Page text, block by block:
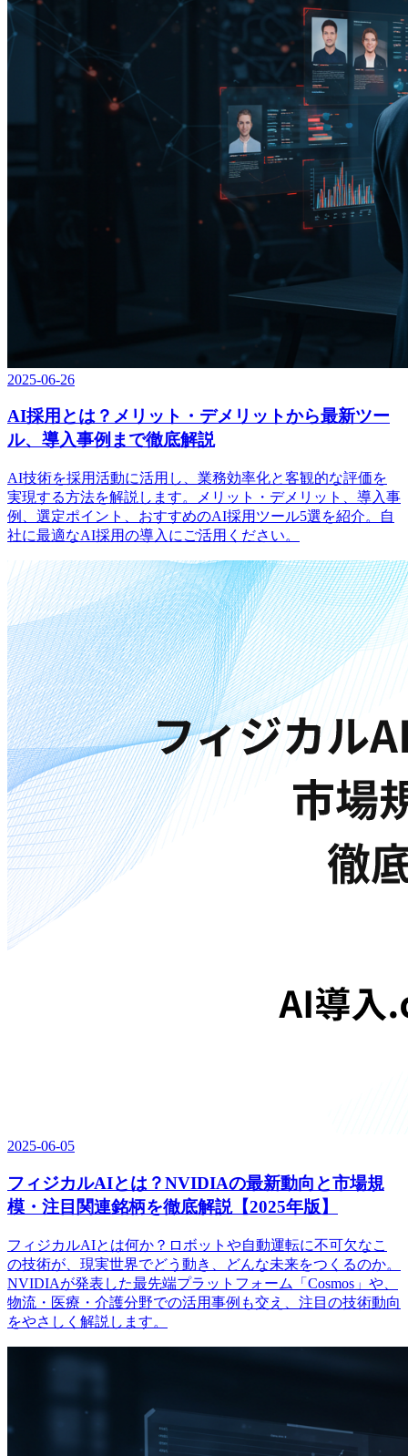
2025-06-26
AI採用とは？メリット・デメリットから最新ツー
ル、導入事例まで徹底解説
AI技術を採用活動に活用し、業務効率化と客観的な評価を
実現する方法を解説します。メリット・デメリット、導入事
例、選定ポイント、おすすめのAI採用ツール5選を紹介。自
社に最適なAI採用の導入にご活用ください。
2025-06-05
フィジカルAIとは？NVIDIAの最新動向と市場規
模・注目関連銘柄を徹底解説【2025年版】
フィジカルAIとは何か？ロボットや自動運転に不可欠なこ
の技術が、現実世界でどう動き、どんな未来をつくるのか。
NVIDIAが発表した最先端プラットフォーム「Cosmos」や、
物流・医療・介護分野での活用事例も交え、注目の技術動向
をやさしく解説します。